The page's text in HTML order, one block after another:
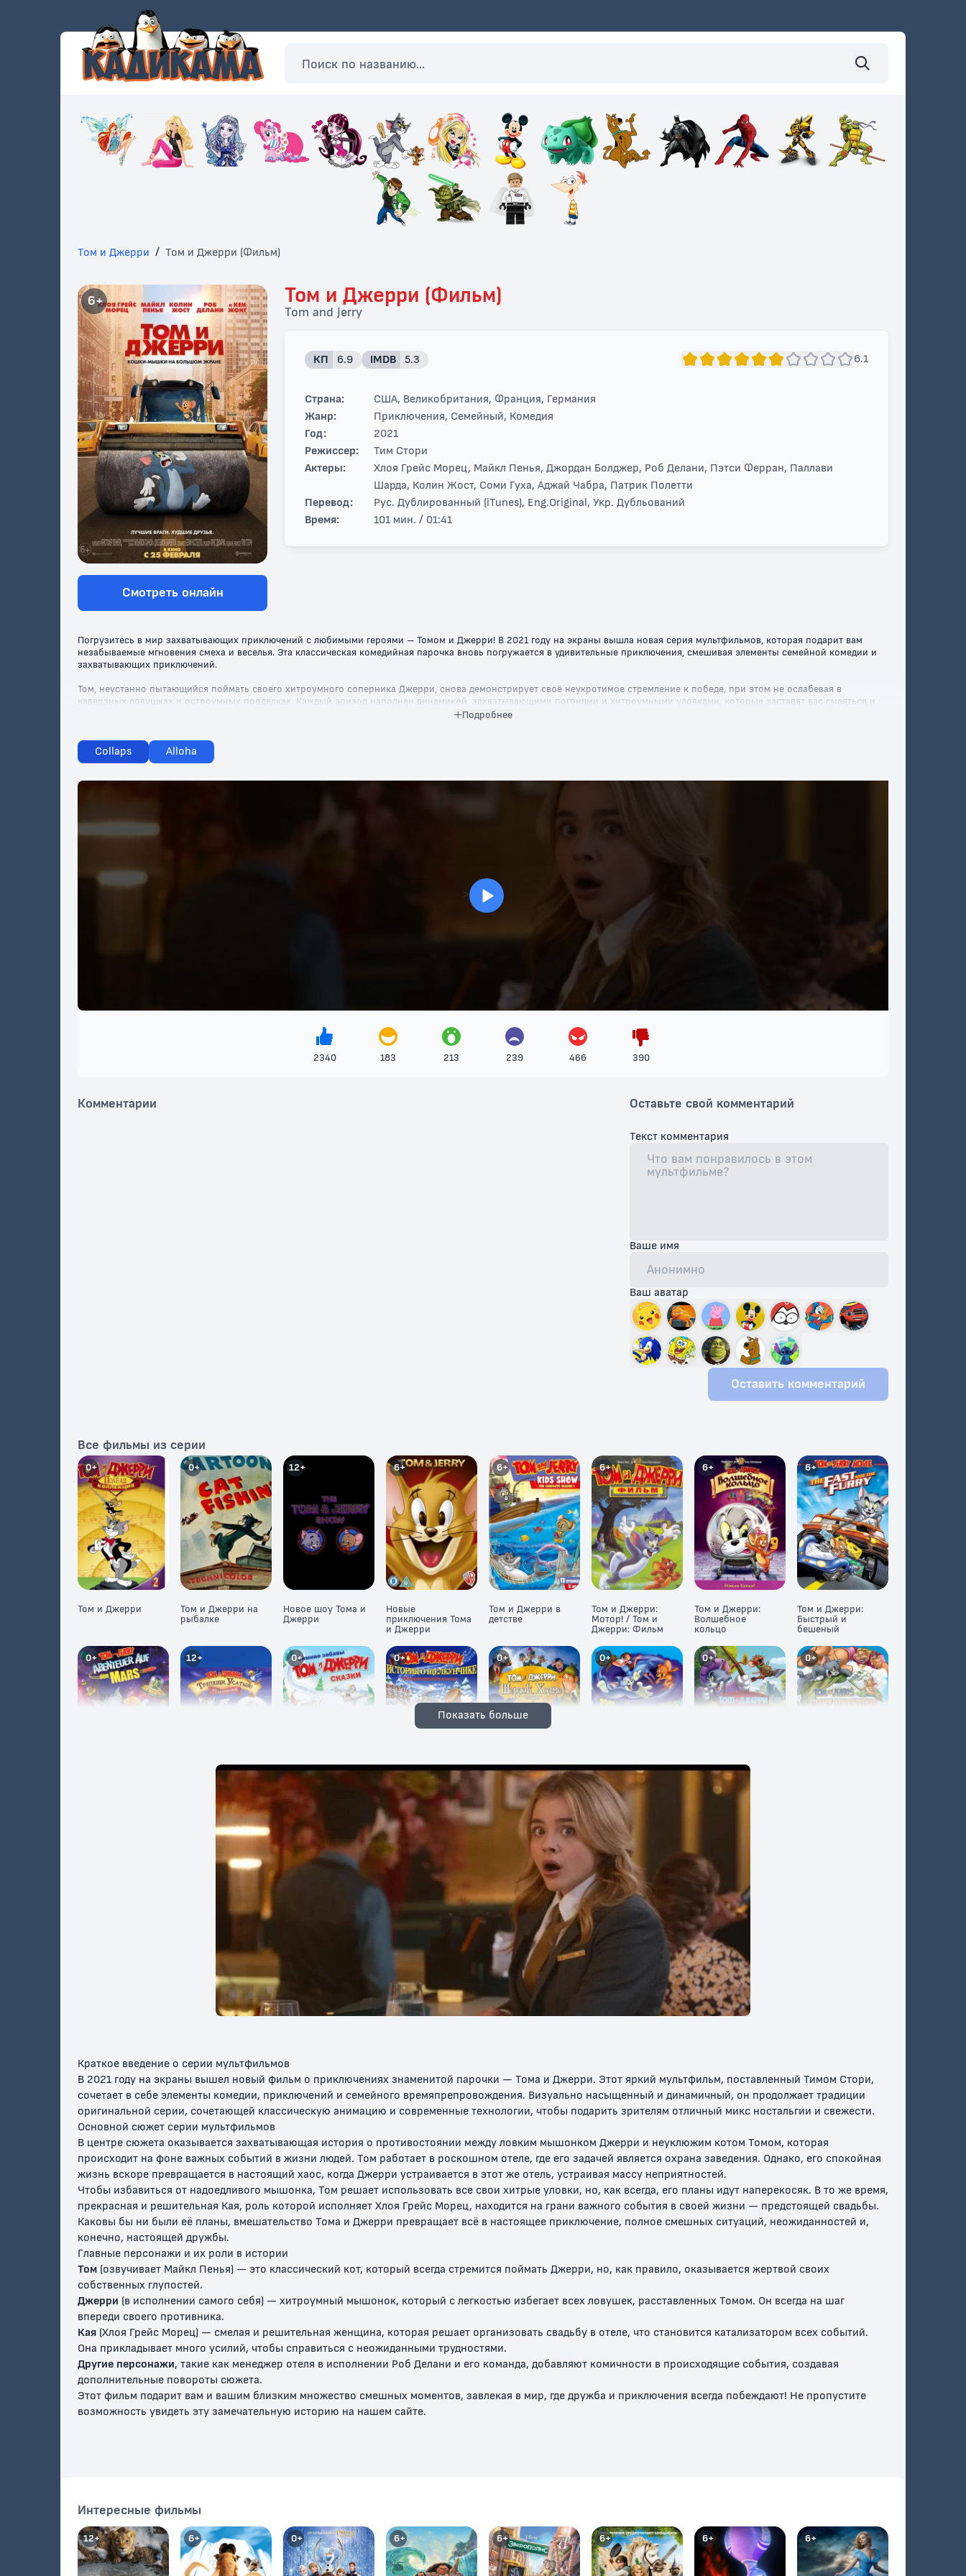
Том и Джерри / Том и Джерри (Фильм)
6+
Смотреть онлайн
Том и Джерри (Фильм)
Tom and Jerry
КП 6.9 IMDB 5.3 6.1
Страна:
США, Великобритания, Франция, Германия
Жанр:
Приключения, Семейный, Комедия
Год:
2021
Режиссер:
Тим Стори
Актеры:
Хлоя Грейс Морец, Майкл Пенья, Джордан Болджер, Роб Делани, Пэтси Ферран, Паллави
Шарда, Колин Жост, Соми Гуха, Аджай Чабра, Патрик Полетти
Перевод:
Рус. Дублированный (iTunes), Eng.Original, Укр. Дубльований
Время:
101 мин. / 01:41
Погрузитесь в мир захватывающих приключений с любимыми героями – Томом и Джерри! В 2021 году на экраны вышла новая серия мультфильмов, которая подарит вам
незабываемые мгновения смеха и веселья. Эта классическая комедийная парочка вновь погружается в удивительные приключения, смешивая элементы семейной комедии и
захватывающих приключений.
Том, неустанно пытающийся поймать своего хитроумного соперника Джерри, снова демонстрирует своё неукротимое стремление к победе, при этом не ослабевая в
каверзных ловушках и остроумных проделках. Каждый эпизод наполнен динамикой, захватывающими погонями и хитроумными уловками, которые заставят вас смеяться и
Эта серия идеально подойдет для всей семьи: зрители всех возрастов оценят юмор и забавные ситуации, в которые попадают Том и Джерри. Позвольте себе насладиться
яркой анимацией и знакомыми сюжетами, которые не оставят равнодушными ни детей, ни взрослых. Не упустите возможность посмотреть этот мультфильм бесплатно и
окунуться в мир, где приключения никогда не заканчиваются! Выберите удобное время, готовьтесь к смеху и порадуйте себя увлекательными историями с Томом и Джерри!
Подробнее
Collaps Alloha
>
2340 183 213 239 466 390
Комментарии Оставьте свой комментарий
Текст комментария
Ваше имя
Ваш аватар
Оставить комментарий
Все фильмы из серии
0+
Том и Джерри
0+
Том и Джерри на
рыбалке
12+
Новое шоу Тома и
Джерри
6+
Новые
приключения Тома
и Джерри
6+
Том и Джерри в
детстве
6+
Том и Джерри:
Мотор! / Том и
Джерри: Фильм
6+
Том и Джерри:
Волшебное
кольцо
6+
Том и Джерри:
Быстрый и
бешеный
0+ 12+
Трепещи, Усатый
0+
Том и Джерри:
0+
Том и Джерри:
История о
Щелкунчике
0+
Том и Джерри:
Шерлок Холмс
0+
Том и Джерри и
Волшебник из
страны Оз
0+
Том и Джерри:
0+
Том и Джерри:
Потерянный
6+
Шоу Тома и
Джерри
6+
Том и Джерри:
Шпион Квест
Том и Джерри:
Возвращение в
страну Оз
6+
фабрика
Том и Джерри
(Фильм)
Том и Джерри:
Том и Джерри:
снеговиков
За что наказали
Когда мышонку
стало скучно
Ночь перед
Рождеством
Вот так делают
Кошачий тупик
Кот играет в
боулинг
0+
Соблюдайте
тишину
0+
Мышонок-
невидимка
6+
Поздний ужин
0+
Неуловимый
мышонок
6+
Если в доме
завелись мыши
6+
Гости не должны
скучать
Нелегко быть
младенцем
К чему приводит
жадность
Пришла весна
Кот на миллион
долларов
Показать больше
Краткое введение о серии мультфильмов
В 2021 году на экраны вышел новый фильм о приключениях знаменитой парочки — Тома и Джерри. Этот яркий мультфильм, поставленный Тимом Стори,
сочетает в себе элементы комедии, приключений и семейного времяпрепровождения. Визуально насыщенный и динамичный, он продолжает традиции
оригинальной серии, сочетающей классическую анимацию и современные технологии, чтобы подарить зрителям отличный микс ностальгии и свежести.
Основной сюжет серии мультфильмов
В центре сюжета оказывается захватывающая история о противостоянии между ловким мышонком Джерри и неуклюжим котом Томом, которая
происходит на фоне важных событий в жизни людей. Том работает в роскошном отеле, где его задачей является охрана заведения. Однако, его спокойная
жизнь вскоре превращается в настоящий хаос, когда Джерри устраивается в этот же отель, устраивая массу неприятностей.
Чтобы избавиться от надоедливого мышонка, Том решает использовать все свои хитрые уловки, но, как всегда, его планы идут наперекосяк. В то же время,
прекрасная и решительная Кая, роль которой исполняет Хлоя Грейс Морец, находится на грани важного события в своей жизни — предстоящей свадьбы.
Каковы бы ни были её планы, вмешательство Тома и Джерри превращает всё в настоящее приключение, полное смешных ситуаций, неожиданностей и,
конечно, настоящей дружбы.
Главные персонажи и их роли в истории
Том (озвучивает Майкл Пенья) — это классический кот, который всегда стремится поймать Джерри, но, как правило, оказывается жертвой своих
собственных глупостей.
Джерри (в исполнении самого себя) — хитроумный мышонок, который с легкостью избегает всех ловушек, расставленных Томом. Он всегда на шаг
впереди своего противника.
Кая (Хлоя Грейс Морец) — смелая и решительная женщина, которая решает организовать свадьбу в отеле, что становится катализатором всех событий.
Она прикладывает много усилий, чтобы справиться с неожиданными трудностями.
Другие персонажи, такие как менеджер отеля в исполнении Роб Делани и его команда, добавляют комичности в происходящие события, создавая
дополнительные повороты сюжета.
Этот фильм подарит вам и вашим близким множество смешных моментов, завлекая в мир, где дружба и приключения всегда побеждают! Не пропустите
возможность увидеть эту замечательную историю на нашем сайте.
Интересные фильмы
12+ 6+ 0+ 6+ 6+ 6+ 6+ 6+